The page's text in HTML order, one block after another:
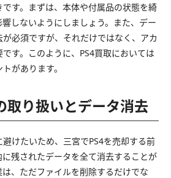
す。まずは、本体や付属品の状態を綺
しないようにしましょう。また、デー
必須ですが、それだけではなく、アカ
す。このように、PS4買取においては
があります。
取り扱いとデータ消去
けたいため、三宮でPS4を売却する前
残されたデータを全て消去することが
、ただファイルを削除するだけでな